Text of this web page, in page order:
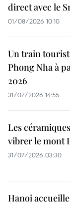
direct avec le
01/08/2026 10:10
Un train
Phong Nha à
2026
31/07/2026 14:55
Les
vibrer le mont
31/07/2026 03:30
Hanoi